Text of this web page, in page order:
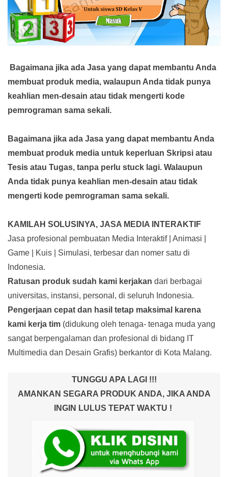
Bagaimana jika ada Jasa yang dapat membantu Anda
membuat produk media, walaupun Anda tidak punya
keahlian men-desain atau tidak mengerti kode
pemrograman sama sekali.
Bagaimana jika ada Jasa yang dapat membantu Anda
membuat produk media untuk keperluan Skripsi atau
Tesis atau Tugas, tanpa perlu stuck lagi. Walaupun
Anda tidak punya keahlian men-desain atau tidak
mengerti kode pemrograman sama sekali.
KAMILAH SOLUSINYA, JASA MEDIA INTERAKTIF
Jasa profesional pembuatan Media Interaktif | Animasi |
Game | Kuis | Simulasi, terbesar dan nomer satu di
Indonesia.
Ratusan produk sudah kami kerjakan dari berbagai
universitas, instansi, personal, di seluruh Indonesia.
Pengerjaan cepat dan hasil tetap maksimal karena
kami kerja tim (didukung oleh tenaga- tenaga muda yang
sangat berpengalaman dan profesional di bidang IT
Multimedia dan Desain Grafis) berkantor di Kota Malang.
TUNGGU APA LAGI !!!
AMANKAN SEGARA PRODUK ANDA, JIKA ANDA
INGIN LULUS TEPAT WAKTU !